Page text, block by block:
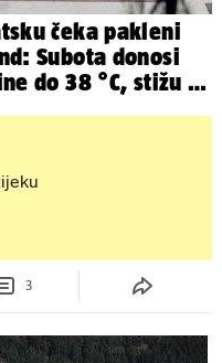
čeka pakleni
Subota donosi
do 38 °C, stižu i
3